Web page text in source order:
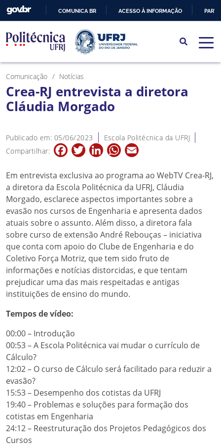
PARA
O
CONTEÚDO
COMUNICA BR ACESSO À INFORMAÇÃO
Comunicação Notícias
Crea-RJ entrevista a diretora
Cláudia Morgado
Publicado em: 05/06/2023
Escola Politécnica da UFRJ
Compartilhar:
FacebookTwitterLinkedInWhatsApp
Em entrevista exclusiva ao programa ao WebTV Crea-RJ,
a diretora da Escola Politécnica da UFRJ, Cláudia
Morgado, esclarece aspectos importantes sobre a
evasão nos cursos de Engenharia e apresenta dados
atuais sobre o assunto. Além disso, a diretora fala
sobre curso de extensão André Rebouças – iniciativa
que conta com apoio do Clube de Engenharia e do
Coletivo Força Motriz, que tem sido fruto de
informações e notícias distorcidas, e que tentam
prejudicar uma das mais respeitadas e antigas
instituições de ensino do mundo.
Tempos de vídeo:
00:00 – Introdução
00:53 – A Escola Politécnica vai mudar o currículo de
Cálculo?
12:02 – O curso de Cálculo será facilitado para reduzir a
evasão?
15:53 – Desempenho dos cotistas da UFRJ
19:40 – Problemas e soluções para formação dos
cotistas em Engenharia
24:12 – Reestruturação dos Projetos Pedagógicos dos
Cursos